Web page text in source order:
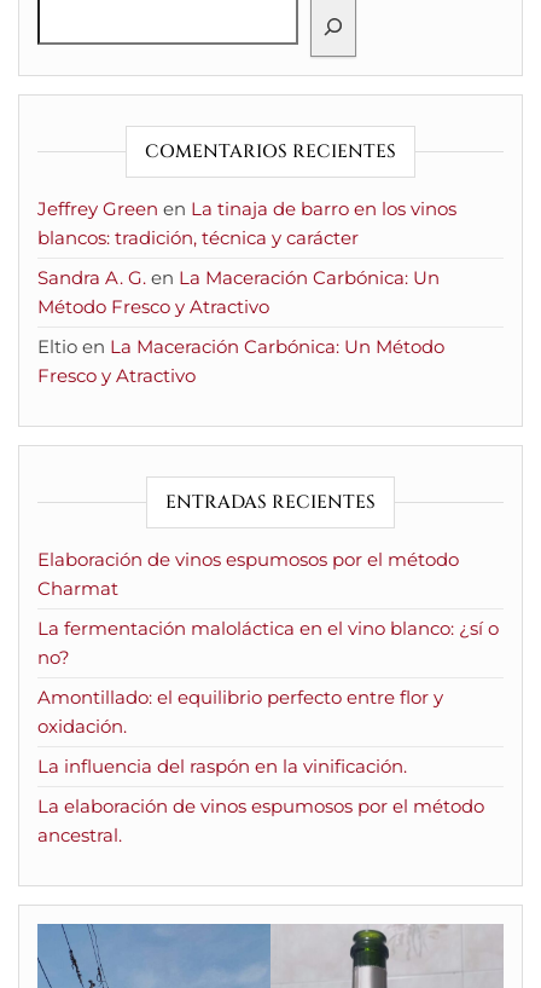
COMENTARIOS RECIENTES
Jeffrey Green en La tinaja de barro en los vinos
blancos: tradición, técnica y carácter
Sandra A. G. en La Maceración Carbónica: Un
Método Fresco y Atractivo
Eltio en La Maceración Carbónica: Un Método
Fresco y Atractivo
ENTRADAS RECIENTES
Elaboración de vinos espumosos por el método
Charmat
La fermentación maloláctica en el vino blanco: ¿sí o
no?
Amontillado: el equilibrio perfecto entre flor y
oxidación.
La influencia del raspón en la vinificación.
La elaboración de vinos espumosos por el método
ancestral.